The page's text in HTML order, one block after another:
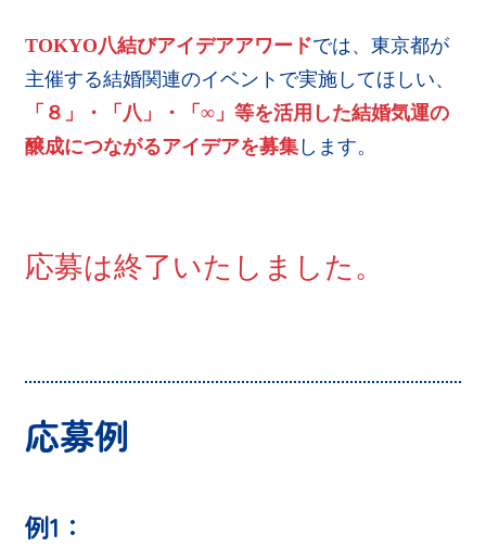
TOKYO八結びアイデアアワードでは、東京都が
主催する結婚関連のイベントで実施してほしい、
「８」・「八」・「∞」等を活用した結婚気運の
醸成につながるアイデアを募集します。
応募は終了いたしました。
応募例
例1：